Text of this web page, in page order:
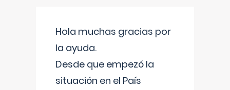
Hola muchas gracias por
la ayuda.
Desde que empezó la
situación en el País